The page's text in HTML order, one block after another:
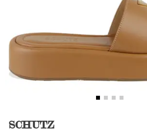
SCHUTZ